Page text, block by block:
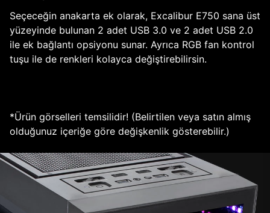
Seçeceğin anakarta ek olarak, Excalibur E750 sana üst
yüzeyinde bulunan 2 adet USB 3.0 ve 2 adet USB 2.0
ile ek bağlantı opsiyonu sunar. Ayrıca RGB fan kontrol
tuşu ile de renkleri kolayca değiştirebilirsin.
*Ürün görselleri temsilidir! (Belirtilen veya satın almış
olduğunuz içeriğe göre değişkenlik gösterebilir.)